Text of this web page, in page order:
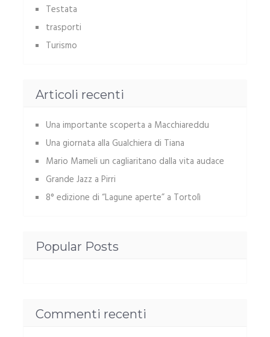
Testata
trasporti
Turismo
Articoli recenti
Una importante scoperta a Macchiareddu
Una giornata alla Gualchiera di Tiana
Mario Mameli un cagliaritano dalla vita audace
Grande Jazz a Pirri
8° edizione di “Lagune aperte” a Tortolì
Popular Posts
Commenti recenti